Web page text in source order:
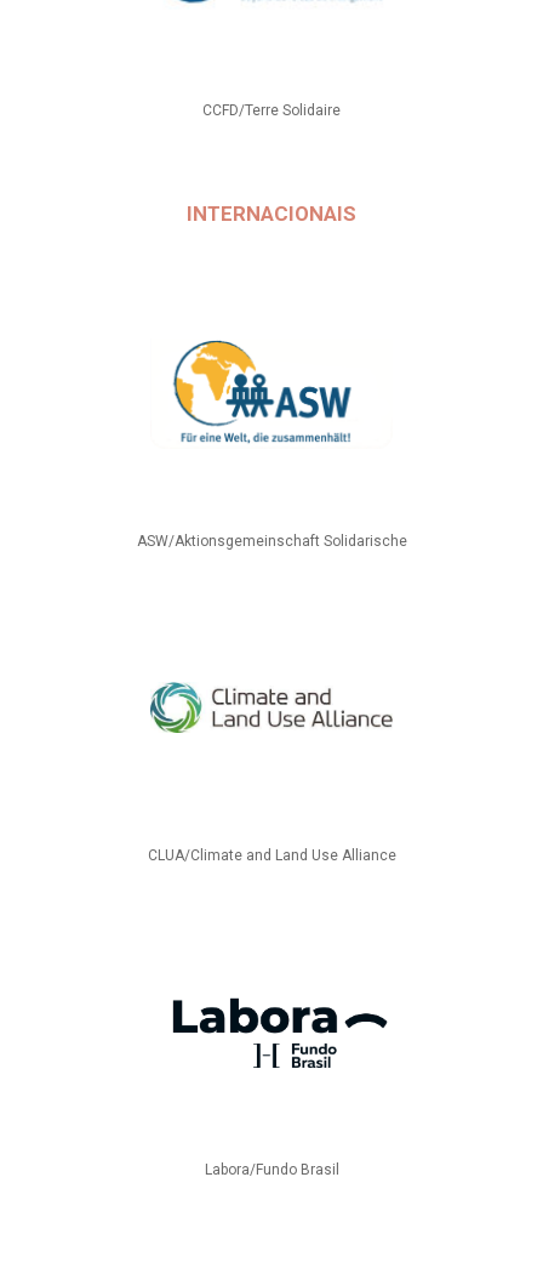
CCFD/Terre Solidaire
INTERNACIONAIS
ASW/Aktionsgemeinschaft Solidarische
CLUA/Climate and Land Use Alliance
Labora/Fundo Brasil